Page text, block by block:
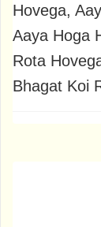
Hovega,
Aaya Hoga
Rota
Bhagat Koi